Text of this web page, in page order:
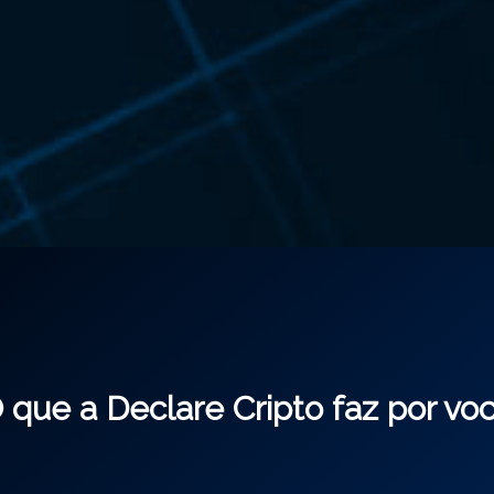
que a Declare Cripto faz por